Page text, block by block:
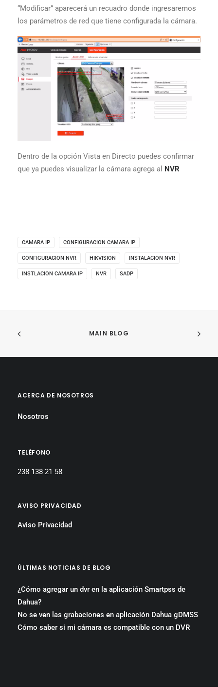
“Modificar” aparecerá un recuadro donde ingresaremos
los parámetros de red que tiene configurada la cámara.
Dentro de la opción Vista en Directo puedes confirmar
que ya puedes visualizar la cámara agrega al NVR
CAMARA IP CONFIGURACION CAMARA IP
CONFIGURACION NVR HIKVISION INSTALACION NVR
INSTLACION CAMARA IP NVR SADP
MAIN BLOG
ACERCA DE NOSOTROS
Nosotros
TELÉFONO
238 138 21 58
AVISO PRIVACIDAD
Aviso Privacidad
ÚLTIMAS NOTICIAS DE BLOG
¿Cómo agregar un dvr en la aplicación Smartpss de
Dahua?
No se ven las grabaciones en aplicación Dahua gDMSS
Cómo saber si mi cámara es compatible con un DVR